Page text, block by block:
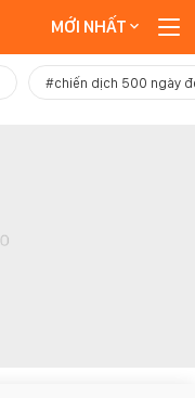
MỚI NHẤT
#chiến dịch 500 ngày